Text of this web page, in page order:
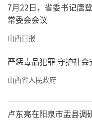
惯、文旅资源和特
周年庆、文化节、
消费场景。
生态消费新
映山城”桃河市集
合，紧扣“商旅文
7月22日，省委书记唐
常委会会议
山西日报
严惩毒品犯罪 守护社会
山西省人民政府
卢东亮在阳泉市盂县调